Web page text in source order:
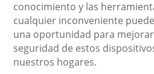
conocimiento y las
cualquier inconveniente
una oportunidad para
seguridad de estos
nuestros hogares.